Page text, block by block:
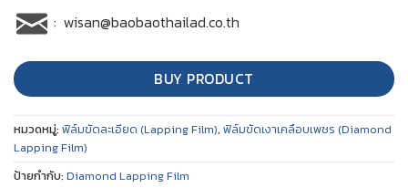
: wisan@baobaothailad.co.th
BUY PRODUCT
หมวดหมู่: ฟิล์มขัดละเอียด (Lapping Film), ฟิล์มขัดเงาเคลือบเพชร (Diamond
Lapping Film)
ป้ายกำกับ: Diamond Lapping Film